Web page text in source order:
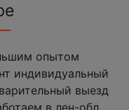
опытом
индивидуальный
выезд